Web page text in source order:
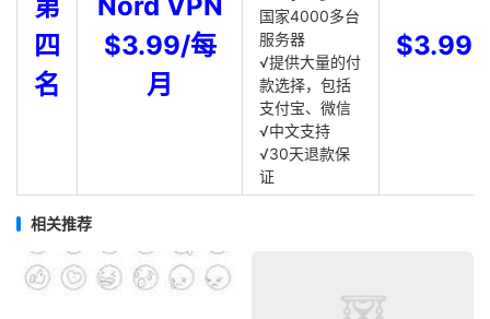
四
名
$3.99/每
月
国家4000多台
服务器
√提供大量的付
款选择，包括
支付宝、微信
√中文支持
√30天退款保
证
$3.99
相关推荐